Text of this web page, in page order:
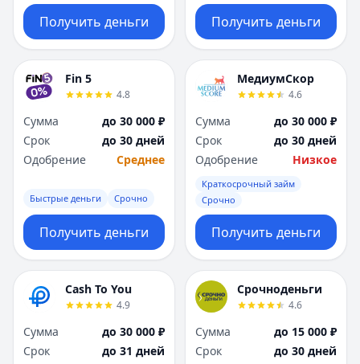
Получить деньги Получить деньги
Fin 5
4.8
Сумма
до 30 000 ₽
Срок
до 30 дней
Одобрение
Среднее
Быстрые деньги Срочно
Получить деньги
МедиумСкор
4.6
Сумма
до 30 000 ₽
Срок
до 30 дней
Одобрение
Низкое
Краткосрочный займ
Срочно
Получить деньги
Cash To You
4.9
Сумма
до 30 000 ₽
Срок
до 31 дней
Срочноденьги
4.6
Сумма
до 15 000 ₽
Срок
до 30 дней